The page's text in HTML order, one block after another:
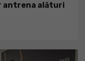
antrena alături